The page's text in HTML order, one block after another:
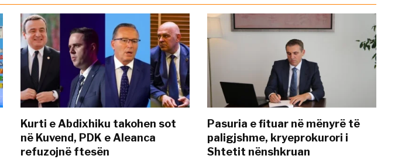
Kurti e Abdixhiku takohen sot
në Kuvend, PDK e Aleanca
refuzojnë ftesën
Pasuria e fituar në mënyrë të
paligjshme, kryeprokurori i
Shtetit nënshkruan